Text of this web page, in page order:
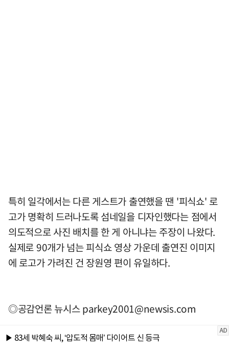
특히 일각에서는 다른 게스트가 출연했을 땐 '피식쇼' 로
고가 명확히 드러나도록 섬네일을 디자인했다는 점에서
의도적으로 사진 배치를 한 게 아니냐는 주장이 나왔다.
실제로 90개가 넘는 피식쇼 영상 가운데 출연진 이미지
에 로고가 가려진 건 장원영 편이 유일하다.
◎공감언론 뉴시스parkey2001@newsis.com